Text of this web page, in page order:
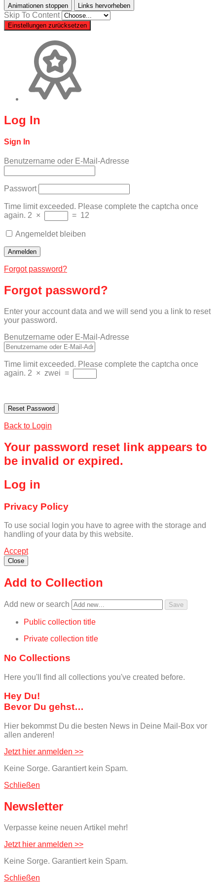
Animationen stoppen Links hervorheben
Skip To Content
Einstellungen zurücksetzen
Log In
Sign In
Benutzername oder E-Mail-Adresse
Passwort
Time limit exceeded. Please complete the captcha once
again. 2 × = 12
Angemeldet bleiben
Forgot password?
Forgot password?
Enter your account data and we will send you a link to reset
your password.
Benutzername oder E-Mail-Adresse
Time limit exceeded. Please complete the captcha once
again. 2 × zwei =
Back to Login
Your password reset link appears to
be invalid or expired.
Log in
Privacy Policy
To use social login you have to agree with the storage and
handling of your data by this website.
Accept
Close
Add to Collection
Add new or search
Public collection title
Private collection title
No Collections
Here you'll find all collections you've created before.
Hey Du!
Bevor Du gehst…
Hier bekommst Du die besten News in Deine Mail-Box vor
allen anderen!
Jetzt hier anmelden >>
Keine Sorge. Garantiert kein Spam.
Schließen
Newsletter
Verpasse keine neuen Artikel mehr!
Jetzt hier anmelden >>
Keine Sorge. Garantiert kein Spam.
Schließen